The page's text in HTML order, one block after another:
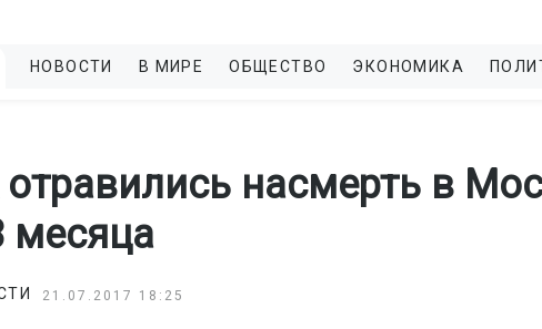
НОВОСТИ В МИРЕ ОБЩЕСТВО ЭКОНОМИКА
насмерть в
месяца
21.07.2017 18:25